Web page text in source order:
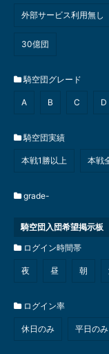
外部サービス利用無し
30億団
騎空団グレード
A B C D
騎空団実績
本戦1勝以上 本戦
grade-
騎空団入団希望掲示板
ログイン時間帯
夜 昼 朝
ログイン率
休日のみ 平日のみ